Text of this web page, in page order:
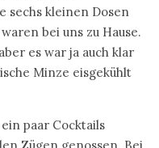
sechs kleinen Dosen
bei uns zu Hause.
es war ja auch klar
Minze eisgekühlt
paar Cocktails